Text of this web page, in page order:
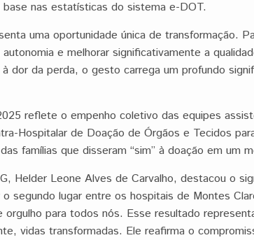
nas estatísticas do sistema e-DOT.
uma oportunidade única de transformação.
e melhorar significativamente a
dor da perda, o gesto carrega um profundo
reflete o empenho coletivo das equipes
Hospitalar de Doação de Órgãos e Tecidos
famílias que disseram “sim” à doação em um
Helder Leone Alves de Carvalho, destacou o
o segundo lugar entre os hospitais de Montes
para todos nós. Esse resultado
vidas transformadas. Ele reafirma o